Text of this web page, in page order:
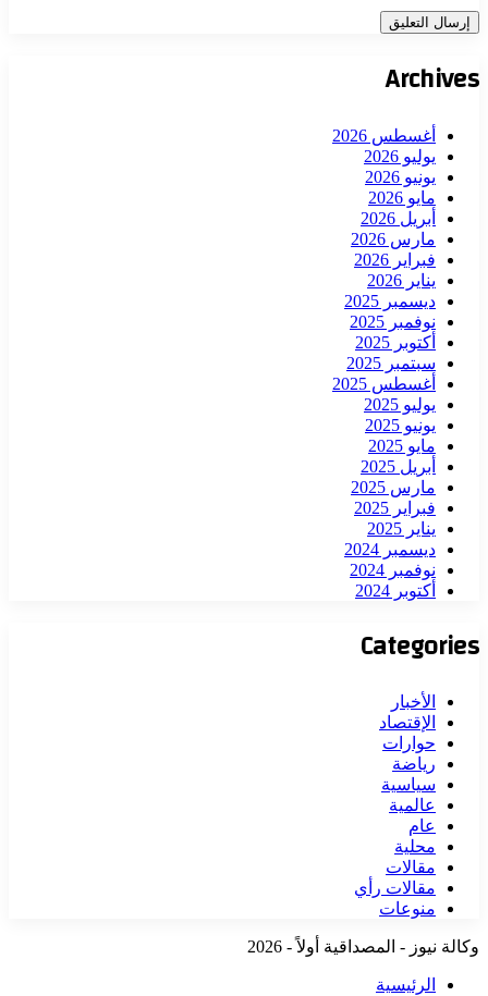
Archives
أغسطس 2026
يوليو 2026
يونيو 2026
مايو 2026
أبريل 2026
مارس 2026
فبراير 2026
يناير 2026
ديسمبر 2025
نوفمبر 2025
أكتوبر 2025
سبتمبر 2025
أغسطس 2025
يوليو 2025
يونيو 2025
مايو 2025
أبريل 2025
مارس 2025
فبراير 2025
يناير 2025
ديسمبر 2024
نوفمبر 2024
أكتوبر 2024
Categories
الأخبار
الإقتصاد
حوارات
رياضة
سياسية
عالمية
عام
محلية
مقالات
مقالات رأي
منوعات
وكالة نيوز - المصداقية أولاً - 2026
الرئيسية